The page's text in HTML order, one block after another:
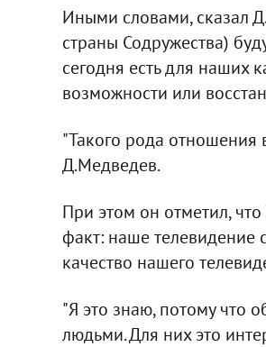
Иными словами, сказал
страны Содружества)
сегодня есть для наших
возможности или
"Такого рода отношения
Д.Медведев.
При этом он отметил,
факт: наше телевидение
качество нашего
"Я это знаю, потому что
людьми. Для них это